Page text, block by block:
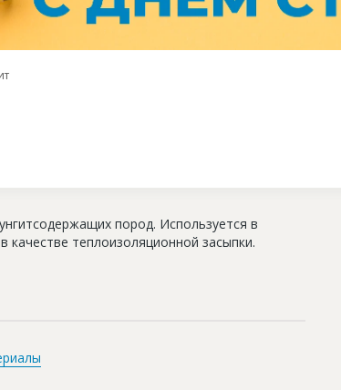
Глоссарий
пород. Используется в
качестве теплоизоляционной засыпки.